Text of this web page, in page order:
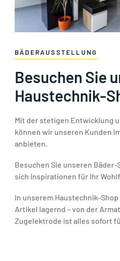
BÄDERAUSSTELLUNG
Besuchen Sie
Haustechnik-
Mit der stetigen Entwicklung
können wir unseren Kunden
anbieten.
Besuchen Sie unseren Bäder-
sich Inspirationen für Ihr
In unserem Haustechnik-
Artikel lagernd – von der
Zugelektrode ist alles sofort